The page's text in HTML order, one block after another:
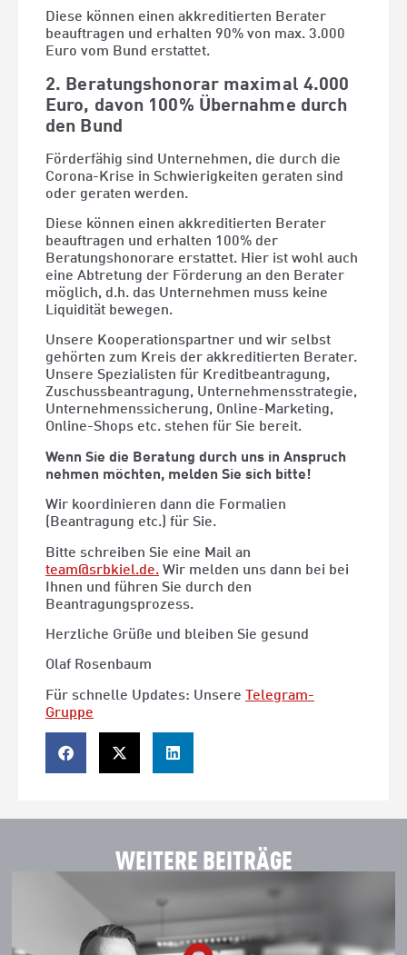
Diese können einen akkreditierten Berater
beauftragen und erhalten 90% von max. 3.000
Euro vom Bund erstattet.
2. Beratungshonorar maximal 4.000
Euro, davon 100% Übernahme durch
den Bund
Förderfähig sind Unternehmen, die durch die
Corona-Krise in Schwierigkeiten geraten sind
oder geraten werden.
Diese können einen akkreditierten Berater
beauftragen und erhalten 100% der
Beratungshonorare erstattet. Hier ist wohl auch
eine Abtretung der Förderung an den Berater
möglich, d.h. das Unternehmen muss keine
Liquidität bewegen.
Unsere Kooperationspartner und wir selbst
gehörten zum Kreis der akkreditierten Berater.
Unsere Spezialisten für Kreditbeantragung,
Zuschussbeantragung, Unternehmensstrategie,
Unternehmenssicherung, Online-Marketing,
Online-Shops etc. stehen für Sie bereit.
Wenn Sie die Beratung durch uns in Anspruch
nehmen möchten, melden Sie sich bitte!
Wir koordinieren dann die Formalien
(Beantragung etc.) für Sie.
Bitte schreiben Sie eine Mail an
team@srbkiel.de.Wir melden uns dann bei bei
Ihnen und führen Sie durch den
Beantragungsprozess.
Herzliche Grüße und bleiben Sie gesund
Olaf Rosenbaum
Für schnelle Updates: Unsere Telegram-
Gruppe
WEITERE BEITRÄGE